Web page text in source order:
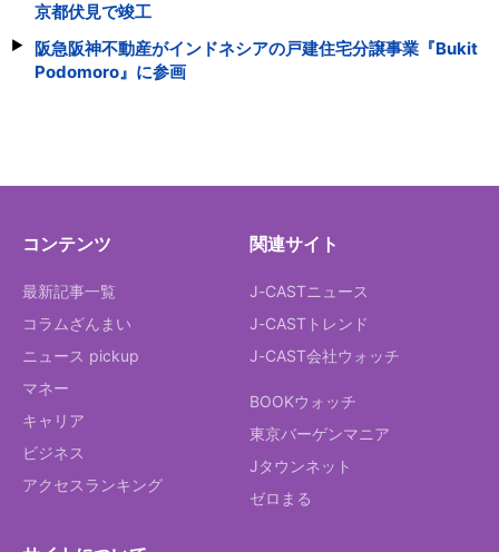
京都伏見で竣工
阪急阪神不動産がインドネシアの戸建住宅分譲事業『Bukit
Podomoro』に参画
コンテンツ
最新記事一覧
コラムざんまい
ニュース pickup
マネー
キャリア
ビジネス
アクセスランキング
関連サイト
J-CASTニュース
J-CASTトレンド
J-CAST会社ウォッチ
BOOKウォッチ
東京バーゲンマニア
Jタウンネット
ゼロまる